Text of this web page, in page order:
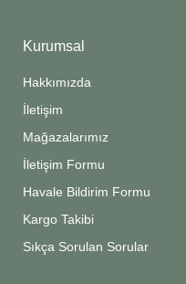
Kurumsal
Hakkımızda
İletişim
Mağazalarımız
İletişim Formu
Havale Bildirim Formu
Kargo Takibi
Sıkça Sorulan Sorular